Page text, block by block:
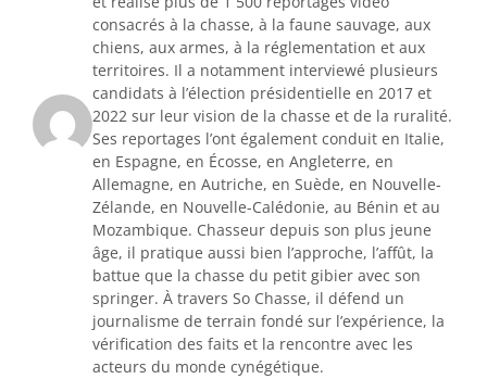
consacrés à la chasse, à la faune sauvage, aux
chiens, aux armes, à la réglementation et aux
territoires. Il a notamment interviewé plusieurs
candidats à l’élection présidentielle en 2017 et
2022 sur leur vision de la chasse et de la ruralité.
Ses reportages l’ont également conduit en Italie,
en Espagne, en Écosse, en Angleterre, en
Allemagne, en Autriche, en Suède, en Nouvelle-
Zélande, en Nouvelle-Calédonie, au Bénin et au
Mozambique. Chasseur depuis son plus jeune
âge, il pratique aussi bien l’approche, l’affût, la
battue que la chasse du petit gibier avec son
springer. À travers So Chasse, il défend un
journalisme de terrain fondé sur l’expérience, la
vérification des faits et la rencontre avec les
acteurs du monde cynégétique.